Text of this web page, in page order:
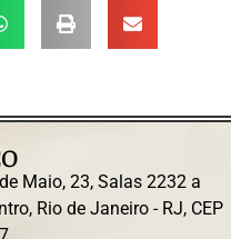
Maio, 23, Salas 2232 a
Rio de Janeiro - RJ, CEP